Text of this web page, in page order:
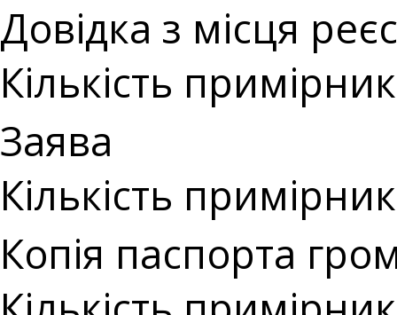
Довідка з місця
Кількість
Заява
Кількість
Копія паспорта